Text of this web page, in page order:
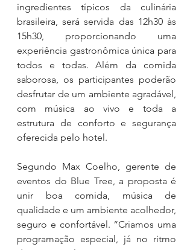
ingredientes típicos da culinária
brasileira, será servida das 12h30 às
15h30, proporcionando uma
experiência gastronômica única para
todos e todas. Além da comida
saborosa, os participantes poderão
desfrutar de um ambiente agradável,
com música ao vivo e toda a
estrutura de conforto e segurança
oferecida pelo hotel.
Segundo Max Coelho, gerente de
eventos do Blue Tree, a proposta é
unir boa comida, música de
qualidade e um ambiente acolhedor,
seguro e confortável. “Criamos uma
programação especial, já no ritmo